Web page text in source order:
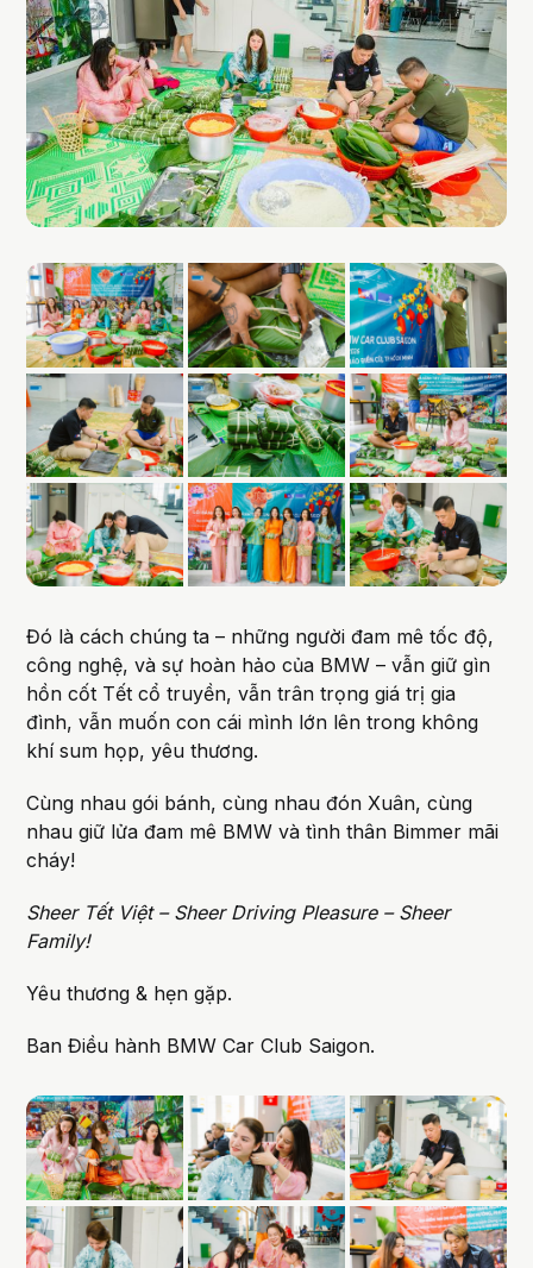
Đó là cách chúng ta – những người đam mê tốc độ,
công nghệ, và sự hoàn hảo của BMW – vẫn giữ gìn
hồn cốt Tết cổ truyền, vẫn trân trọng giá trị gia
đình, vẫn muốn con cái mình lớn lên trong không
khí sum họp, yêu thương.
Cùng nhau gói bánh, cùng nhau đón Xuân, cùng
nhau giữ lửa đam mê BMW và tình thân Bimmer mãi
cháy!
Sheer Tết Việt – Sheer Driving Pleasure – Sheer
Family!
Yêu thương & hẹn gặp.
Ban Điều hành BMW Car Club Saigon.